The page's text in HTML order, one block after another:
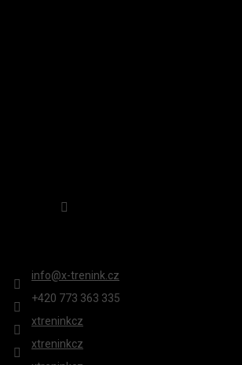
info@x-trenink.cz
+420 ‭773 363 335
xtreninkcz
xtreninkcz